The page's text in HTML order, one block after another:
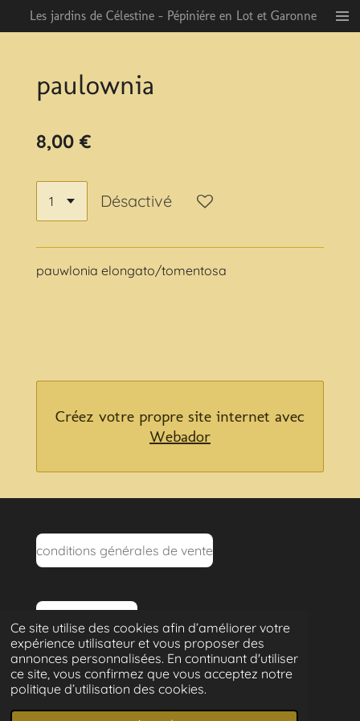
Ce site utilise des cookies afin d’améliorer votre
expérience utilisateur et vous proposer des
annonces personnalisées. En continuant d'utiliser
ce site, vous confirmez que vous acceptez notre
politique d’utilisation des cookies.
Passer
au
Les jardins de Célestine - Pépiniére en Lot et Garonne
paulownia
8,00 €
Désactivé
pauwlonia elongato/tomentosa
Créez votre propre site internet avec
Webador
conditions générales de vente
politique de confidentialité
© 2022 - 2026 les jardins de célestine